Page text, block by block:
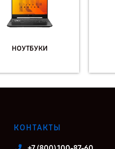
НОУТБУКИ
КОНТАКТЫ